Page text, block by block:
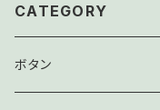
CATEGORY
ボタン